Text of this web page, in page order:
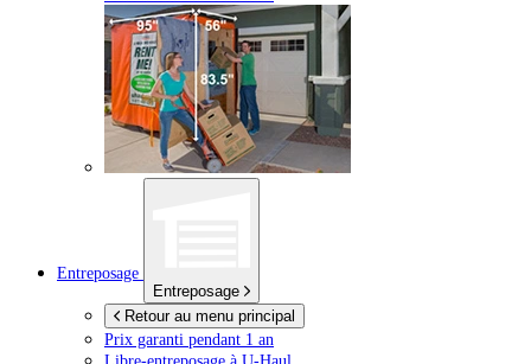
Entreposage
Entreposage
Retour au menu principal
Prix garanti pendant 1 an
Libre-entreposage à U-Haul